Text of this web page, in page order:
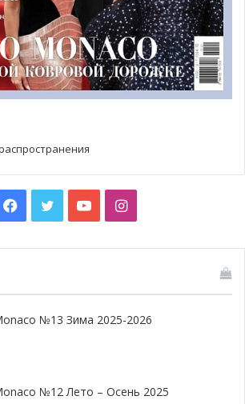
Facebook
TwitterYouTubeInstagram
№13 Зима 2025-2026
№12 Лето – Осень 2025